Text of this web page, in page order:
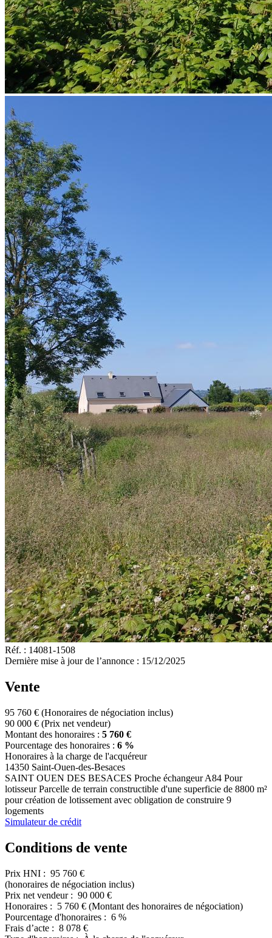
Réf. : 14081-1508
Dernière mise à jour de l’annonce : 15/12/2025
Vente
95 760 € (Honoraires de négociation inclus)
90 000 € (Prix net vendeur)
Montant des honoraires : 5 760 €
Pourcentage des honoraires : 6 %
Honoraires à la charge de l'acquéreur
14350 Saint-Ouen-des-Besaces
SAINT OUEN DES BESACES Proche échangeur A84 Pour
lotisseur Parcelle de terrain constructible d'une superficie de 8800 m²
pour création de lotissement avec obligation de construire 9
logements
Simulateur de crédit
Conditions de vente
Prix HNI : 95 760 €
(honoraires de négociation inclus)
Prix net vendeur : 90 000 €
Honoraires : 5 760 € (Montant des honoraires de négociation)
Pourcentage d'honoraires : 6 %
Frais d’acte : 8 078 €